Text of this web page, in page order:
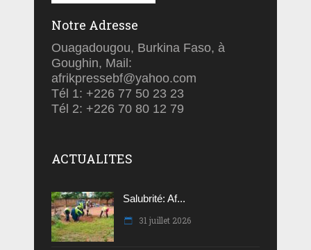
Notre Adresse
Ouagadougou, Burkina Faso, à
Goughin, Mail:
afrikpressebf@yahoo.com
Tél 1: +226 77 50 23 23
Tél 2: +226 70 80 12 79
ACTUALITES
Salubrité: Af...
31 juillet 2026